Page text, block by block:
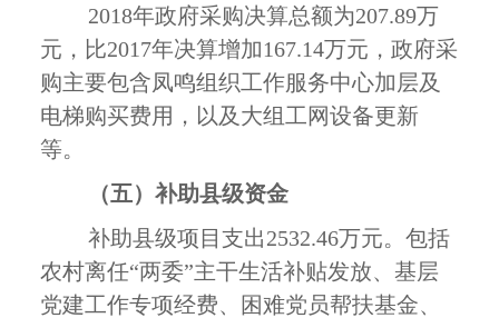
2018年政府采购决算总额为207.89万
元，比2017年决算增加167.14万元，政府采
购主要包含凤鸣组织工作服务中心加层及
电梯购买费用，以及大组工网设备更新
等。
（五） 补助县级资金
补助县级项目支出2532.46万元。包括
农村离任“两委”主干生活补贴发放、基层
党建工作专项经费、困难党员帮扶基金、